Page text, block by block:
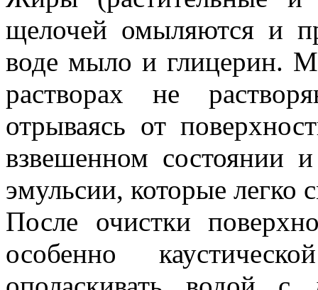
щелочей омыляются и
воде мыло и глицерин.
растворах не
отрываясь от
взвешенном состоянии
эмульсии, которые легко
После очистки
особенно